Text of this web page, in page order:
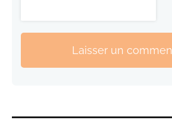
Laisser un